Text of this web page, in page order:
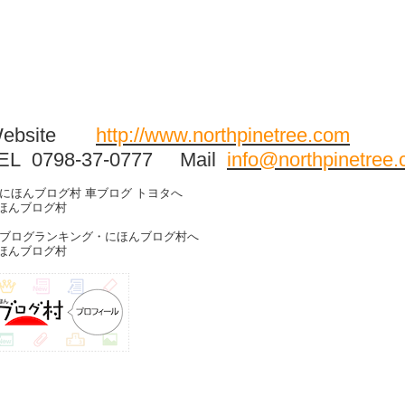
http://www.northpinetree.com
0798-37-0777 Mail
んブログ村
んブログ村